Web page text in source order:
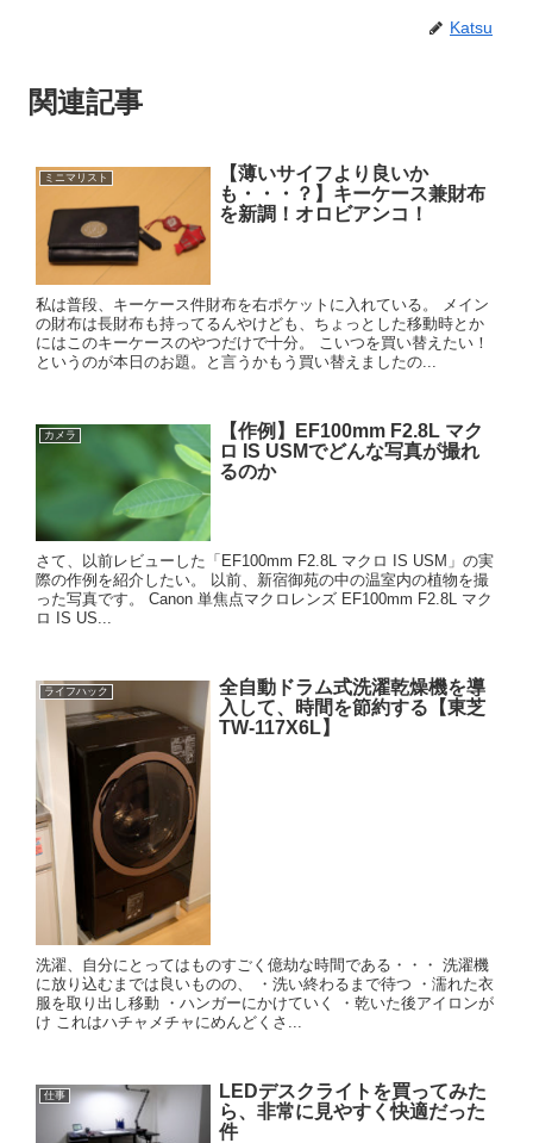
Katsu
関連記事
ミニマリスト
【薄いサイフより良いか
も・・・？】キーケース兼財布
を新調！オロビアンコ！
私は普段、キーケース件財布を右ポケットに入れている。 メイン
の財布は長財布も持ってるんやけども、ちょっとした移動時とか
にはこのキーケースのやつだけで十分。 こいつを買い替えたい！
というのが本日のお題。と言うかもう買い替えましたの...
カメラ
【作例】EF100mm F2.8L マク
ロ IS USMでどんな写真が撮れ
るのか
さて、以前レビューした「EF100mm F2.8L マクロ IS USM」の実
際の作例を紹介したい。 以前、新宿御苑の中の温室内の植物を撮
った写真です。 Canon 単焦点マクロレンズ EF100mm F2.8L マク
ロ IS US...
ライフハック
全自動ドラム式洗濯乾燥機を導
入して、時間を節約する【東芝
TW-117X6L】
洗濯、自分にとってはものすごく億劫な時間である・・・ 洗濯機
に放り込むまでは良いものの、 ・洗い終わるまで待つ ・濡れた衣
服を取り出し移動 ・ハンガーにかけていく ・乾いた後アイロンが
け これはハチャメチャにめんどくさ...
仕事
LEDデスクライトを買ってみた
ら、非常に見やすく快適だった
件